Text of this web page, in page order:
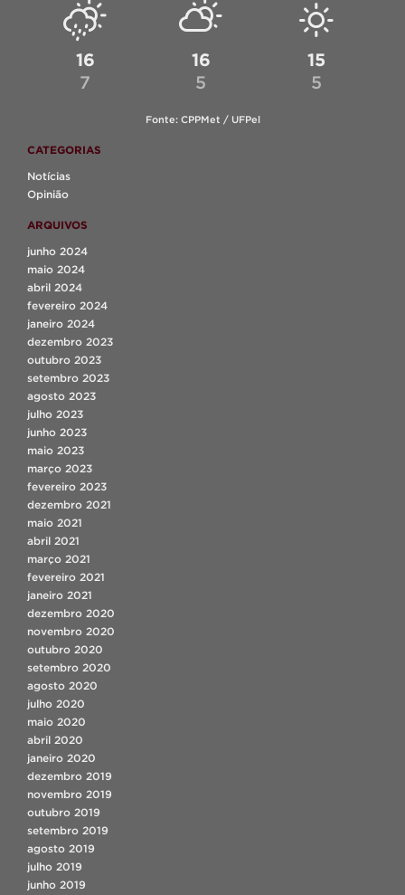
16
7
16
5
15
5
Fonte: CPPMet / UFPel
CATEGORIAS
Notícias
Opinião
ARQUIVOS
junho 2024
maio 2024
abril 2024
fevereiro 2024
janeiro 2024
dezembro 2023
outubro 2023
setembro 2023
agosto 2023
julho 2023
junho 2023
maio 2023
março 2023
fevereiro 2023
dezembro 2021
maio 2021
abril 2021
março 2021
fevereiro 2021
janeiro 2021
dezembro 2020
novembro 2020
outubro 2020
setembro 2020
agosto 2020
julho 2020
maio 2020
abril 2020
janeiro 2020
dezembro 2019
novembro 2019
outubro 2019
setembro 2019
agosto 2019
julho 2019
junho 2019